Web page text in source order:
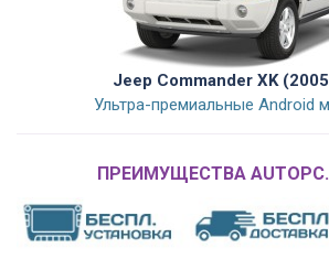
Jeep Commander XK
Ультра-премиальные Android
ПРЕИМУЩЕСТВА